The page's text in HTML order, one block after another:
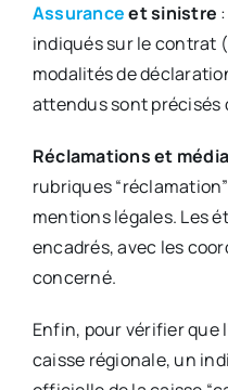
Assuranceet sinistre
indiqués sur le contrat
modalités de
attendus sont précisés
Réclamations et
rubriques
mentions légales. Les
encadrés, avec les
concerné.
Enfin, pour vérifier que
caisse régionale, un